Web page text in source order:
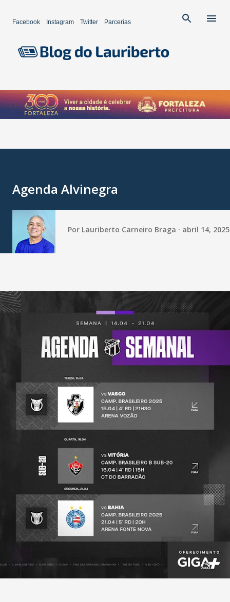
Facebook Instagram Twitter Parcerias
Agenda Alvinegra
Por Lauriberto Carneiro Braga abril 14, 2025